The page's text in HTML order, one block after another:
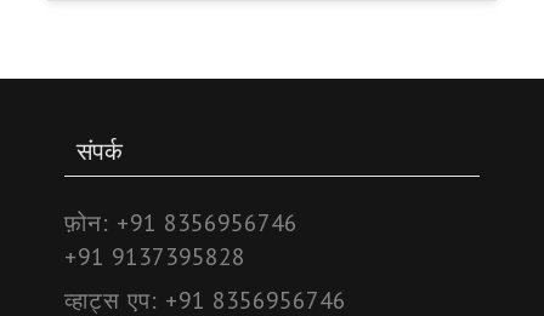
संपर्क
फ़ोन: +91 8356956746
+91 9137395828
व्हाट्स एप: +91 8356956746